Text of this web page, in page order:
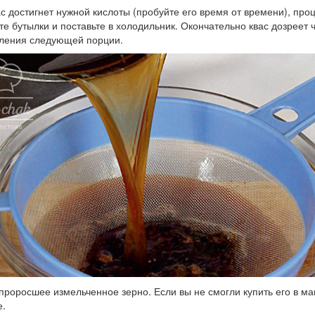
достигнет нужной кислоты (пробуйте его время от времени),
бутылки и поставьте в холодильник. Окончательно квас
следующей порции.
измельченное зерно. Если вы не смогли купить его в